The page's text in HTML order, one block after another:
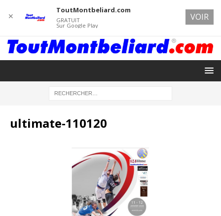
ultimate-110120
✕
ToutMontbeliard.com
GRATUIT
Sur Google Play
VOIR